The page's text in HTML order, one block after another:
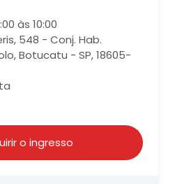
às 10:00
548 - Conj. Hab.
Botucatu - SP, 18605-
o ingresso